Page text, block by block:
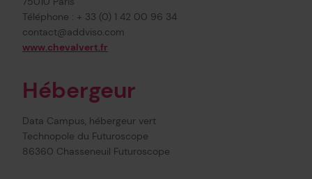
Téléphone : + 33 (0) 1 42 00 96 34
contact@addviso.com
www.chevalvert.fr
Hébergeur
Data Campus, hébergeur vert
Technopole du Futuroscope
86360 Chasseneuil Futuroscope